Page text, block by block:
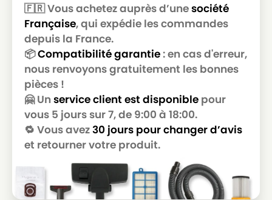
🇫🇷 Vous achetez auprès d’unesociété
Française, qui expédie les commandes
depuis la France.
📦Compatibilité garantie: en cas d'erreur,
nous renvoyons gratuitement les bonnes
pièces !
🤗 Un service client est disponible pour
vous 5 jours sur 7, de 9:00 à 18:00.
🔁 Vous avez30 jours pour changer d’avis
et retourner votre produit.